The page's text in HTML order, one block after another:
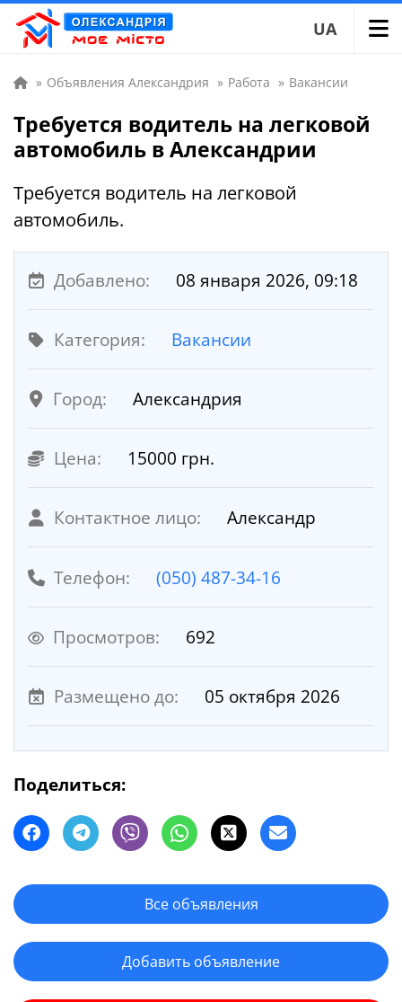
UA
» Объявления Александрия » Работа » Вакансии
Требуется водитель на легковой
автомобиль в Александрии
Требуется водитель на легковой
автомобиль.
Добавлено: 08 января 2026, 09:18
Категория: Вакансии
Город: Александрия
Цена: 15000 грн.
Контактное лицо: Александр
Телефон: (050) 487-34-16
Просмотров: 692
Размещено до: 05 октября 2026
Поделиться:
Все объявления
Добавить объявление